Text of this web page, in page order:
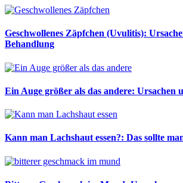
Geschwollenes Zäpfchen (Uvulitis):
Behandlung
Ein Auge größer als das andere: Ursachen
Kann man Lachshaut essen?: Das sollte